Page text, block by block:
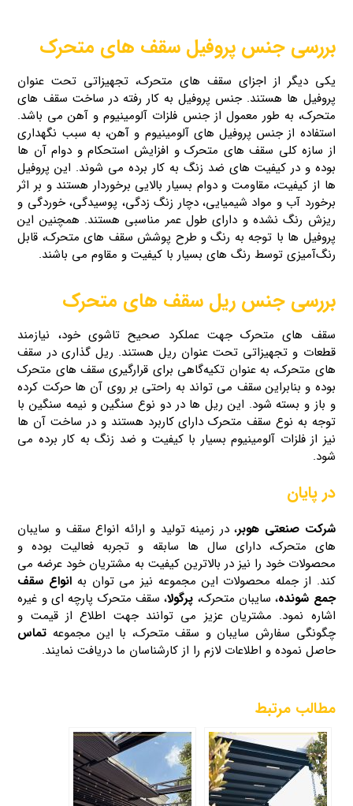
بررسی جنس پروفیل سقف‌ های متحرک
یکی دیگر از اجزای سقف‌ های متحرک، تجهیزاتی تحت عنوان
پروفیل‌ ها هستند. جنس پروفیل به‌ کار رفته در ساخت سقف‌ های
متحرک، به‌ طور معمول از جنس فلزات آلومینیوم و آهن می‌ باشد.
استفاده از جنس پروفیل های آلومینیوم و آهن، به‌ سبب نگهداری
از سازه کلی سقف‌ های متحرک و افزایش استحکام و دوام آن‌ ها
بوده و در کیفیت های ضد زنگ به‌ کار برده می‌ شوند. این پروفیل‌
ها از کیفیت، مقاومت و دوام بسیار بالایی برخوردار هستند و بر اثر
برخورد آب و مواد شیمیایی، دچار زنگ‌ زدگی، پوسیدگی، خوردگی و
ریزش رنگ نشده و دارای طول عمر مناسبی هستند. همچنین این
پروفیل‌ ها با توجه به رنگ و طرح پوشش سقف‌ های متحرک، قابل
رنگ‌آمیزی توسط رنگ‌ های بسیار با کیفیت و مقاوم می باشند.
بررسی جنس ریل سقف‌ های متحرک
سقف‌ های متحرک جهت عملکرد صحیح تاشوی خود، نیازمند
قطعات و تجهیزاتی تحت عنوان ریل هستند. ریل گذاری در سقف‌
های متحرک، به‌ عنوان تکیه‌گاهی برای قرارگیری سقف های متحرک
بوده و بنابراین سقف می‌ تواند به‌ راحتی بر روی آن‌ ها حرکت کرده
و باز و بسته شود. این ریل‌ ها در دو نوع سنگین و نیمه‌ سنگین با
توجه به نوع سقف متحرک دارای کاربرد هستند و در ساخت آن‌ ها
نیز از فلزات آلومینیوم بسیار با کیفیت و ضد زنگ به کار برده می‌
شود.
در پایان
شرکت صنعتی هوبر، در زمینه تولید و ارائه انواع سقف و سایبان
های متحرک، دارای سال‌ ها سابقه و تجربه فعالیت بوده و
محصولات خود را نیز در بالاترین کیفیت به مشتریان خود عرضه می‌
کند. از جمله محصولات این مجموعه نیز می‌ توان به انواع سقف‌
جمع شونده، سایبان متحرک، پرگولا، سقف متحرک پارچه‌ ای و غیره
اشاره نمود. مشتریان عزیز می‌ توانند جهت اطلاع از قیمت و
چگونگی سفارش سایبان و سقف متحرک، با این مجموعه تماس
حاصل نموده و اطلاعات لازم را از کارشناسان ما دریافت نمایند.
مطالب مرتبط